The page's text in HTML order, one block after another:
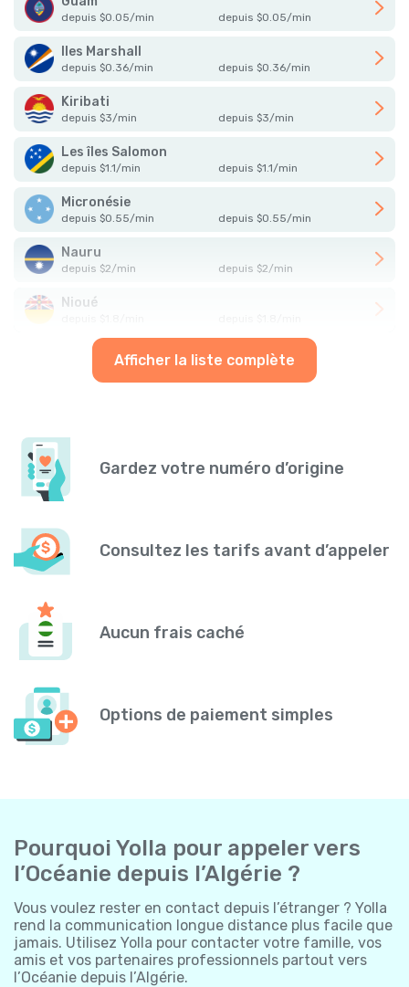
depuis $0.05/min depuis $0.05/min
Iles Marshall
depuis $0.36/min depuis $0.36/min
Kiribati
depuis $3/min depuis $3/min
Les îles Salomon
depuis $1.1/min depuis $1.1/min
Micronésie
depuis $0.55/min depuis $0.55/min
Nauru
depuis $2/min depuis $2/min
Nioué
Afficher la liste complète
Gardez votre numéro d’origine
Consultez les tarifs avant d’appeler
Aucun frais caché
Options de paiement simples
Pourquoi Yolla pour appeler vers
l’Océanie depuis l’Algérie ?
Vous voulez rester en contact depuis l’étranger ? Yolla
rend la communication longue distance plus facile que
jamais. Utilisez Yolla pour contacter votre famille, vos
amis et vos partenaires professionnels partout vers
l’Océanie depuis l’Algérie.